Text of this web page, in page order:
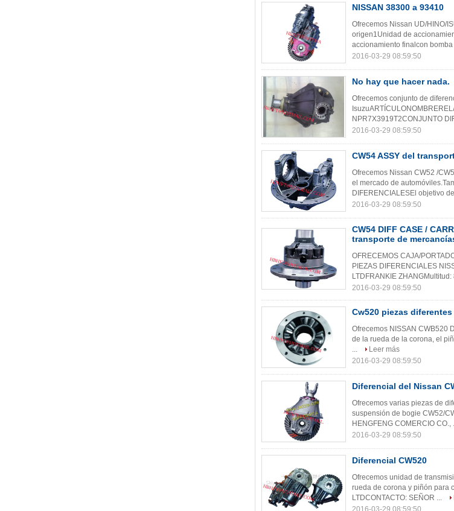
NISSAN 38300 a 93410
Ofrecemos Nissan UD/HINO/
origen1Unidad de
accionamiento finalcon bomba
2016-03-29 08:59:50
No hay que hacer nada.
Ofrecemos conjunto de
NPR7X3919T2CONJUNTO
2016-03-29 08:59:50
CW54 ASSY del
Ofrecemos Nissan CW52 /
el mercado de
DIFERENCIALESEl objetivo
2016-03-29 08:59:50
CW54 DIFF CASE /
transporte de
OFRECEMOS CAJA/
PIEZAS DIFERENCIALES
LTDFRANKIE
2016-03-29 08:59:50
Cw520 piezas diferentes
Ofrecemos NISSAN CWB520
de la rueda de la corona, el
...
Leer más
2016-03-29 08:59:50
Diferencial del Nissan
Ofrecemos varias piezas de
suspensión de bogie CW52/
HENGFENG COMERCIO CO.,
2016-03-29 08:59:50
Diferencial CW520
Ofrecemos unidad de
rueda de corona y piñón para
LTDCONTACTO: SEÑOR ...
2016-03-29 08:59:50